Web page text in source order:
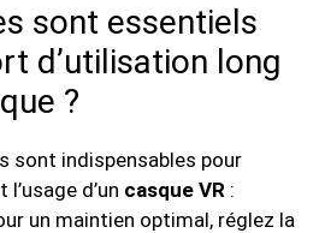
sont essentiels
d’utilisation long
?
sont indispensables pour
d’un casque VR :
un maintien optimal, réglez la